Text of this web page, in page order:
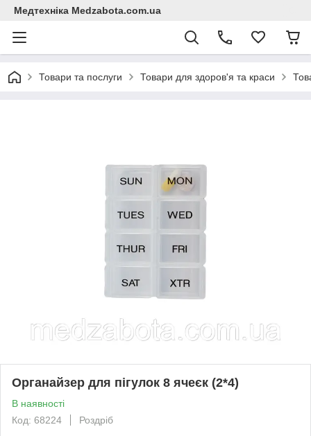
Медтехніка Medzabota.com.ua
Товари та послуги Товари для здоров'я та краси
Органайзер для пігулок 8 ячеєк (2*4)
В наявності
Код: 68224
Роздріб